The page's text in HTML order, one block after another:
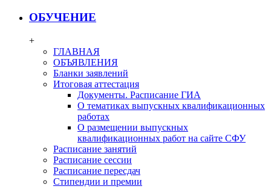
ОБУЧЕНИЕ
+
ГЛАВНАЯ
ОБЪЯВЛЕНИЯ
Бланки заявлений
Итоговая аттестация
Документы. Расписание ГИА
О тематиках выпускных квалификационных
работах
О размещении выпускных
квалификационных работ на сайте СФУ
Расписание занятий
Расписание сессии
Расписание пересдач
Стипендии и премии